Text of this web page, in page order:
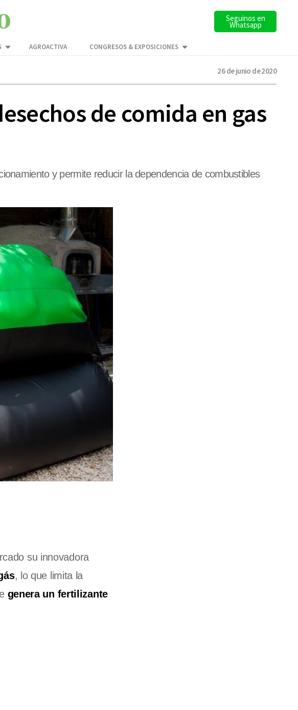
Seguinos en
Whatsapp
AGROACTIVA CONGRESOS & EXPOSICIONES
26 de junio de 2020
de comida en gas
y permite reducir la dependencia de combustibles
su innovadora
, lo que limita la
genera un fertilizante